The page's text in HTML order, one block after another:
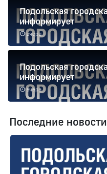
вчера
Подольская
информирует
вчера
Подольская
информирует
Последние новости